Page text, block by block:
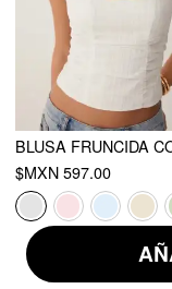
$MXN 597.00
HOT